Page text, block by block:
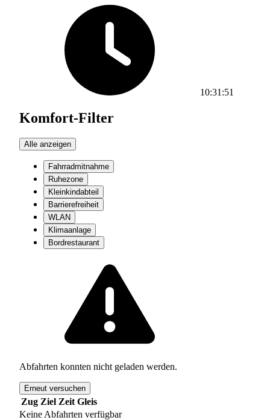
10:31:51
Komfort-Filter
Alle anzeigen
Fahrradmitnahme
Ruhezone
Kleinkindabteil
Barrierefreiheit
WLAN
Klimaanlage
Bordrestaurant
Abfahrten konnten nicht geladen werden.
Erneut versuchen
Zug Ziel Zeit Gleis
Keine Abfahrten verfügbar